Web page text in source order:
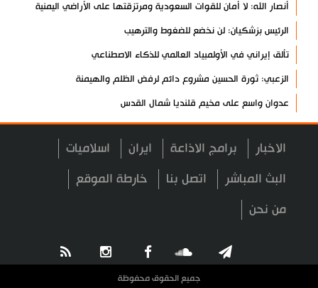
أنصار الله: لا أمان للقوات السعودية ومرتزقتها على الأراضي اليمنية
الرئيس بزشكيان: لن نخضع للضغوط والترهيب
تألق إيراني في الأولمبياد العالمي للذكاء الاصطناعي
الزعبي: ثورة الحسين مشروع دائم لرفض الظلم والهيمنة
عدوان واسع على مخيم قلنديا شمال القدس
دول عربية تشيد بإنجاز علمي إيراني
القوات اليمنية تعلن استهداف ناقلة نفط سعودية
إيران وعُمان تبحثان ترتيبات الملاحة في هرمز
السوائل النانوية تعزز كفاءة المحولات
البرازيل تخفّض علاقاتها مع الأرجنتين وتندد بتصعيد أميركي
علي السيد: صمت الحكومة يضعف موقف لبنان
الاخبار برامج الاذاعة ايران اسلاميات
البث المباشر اتصل بنا خارطة الموقع
من نحن
جميع الحقوق محفوظة